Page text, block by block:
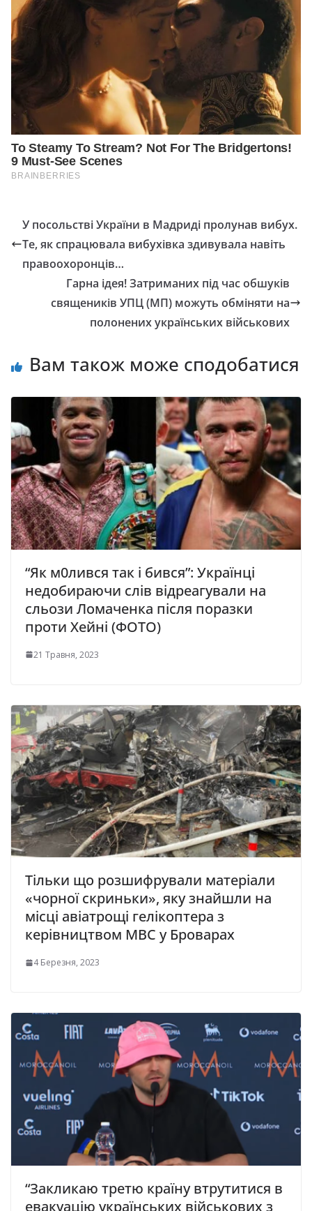
У посольстві України в Мадриді пролунав вибух.
Те, як спрацювала вибухівка здивувала навіть
правоохоронців…
Гарна ідея! Затриманих під час обшуків
священиків УПЦ (МП) можуть обміняти на
полонених українських військових
Вам також може сподобатися
“Як м0лився так і бився”: Українці
недобираючи слів відреагували на
сльози Ломаченка після поразки
проти Хейні (ФОТО)
21 Травня, 2023
Тільки що розшифрували матеріали
«чорної скриньки», яку знайшли на
місці авіатрощі гелікоптера з
керівництвом МВС у Броварах
4 Березня, 2023
“Закликаю третю країну втрутитися в
евакуацію українських військових з